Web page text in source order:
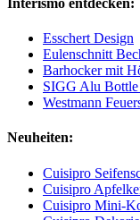
Interismo entdecken:
Esschert Design
Eulenschnitt
Barhocker mit
SIGG Alu
Westmann
Neuheiten:
Cuisipro
Cuisipro
Cuisipro Mini-